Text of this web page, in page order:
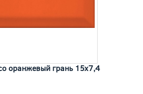
оранжевый грань 15x7,4